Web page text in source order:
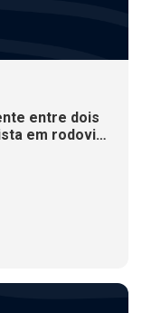
entre dois
em rodovia